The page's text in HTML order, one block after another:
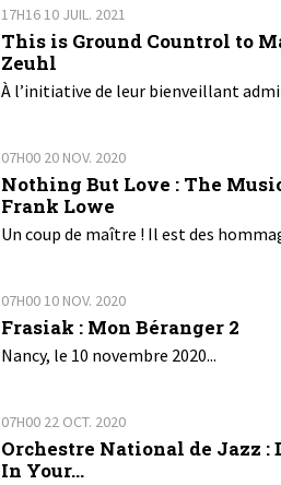
17H16 10 JUIL. 2021
This is Ground Countrol to
Zeuhl
À l’initiative de leur bienveillant
07H00 20 NOV. 2020
Nothing But Love : The
Frank Lowe
Un coup de maître ! Il est des
07H00 10 NOV. 2020
Frasiak : Mon Béranger 2
Nancy, le 10 novembre 2020...
07H00 22 OCT. 2020
Orchestre National de Jazz :
In Your...